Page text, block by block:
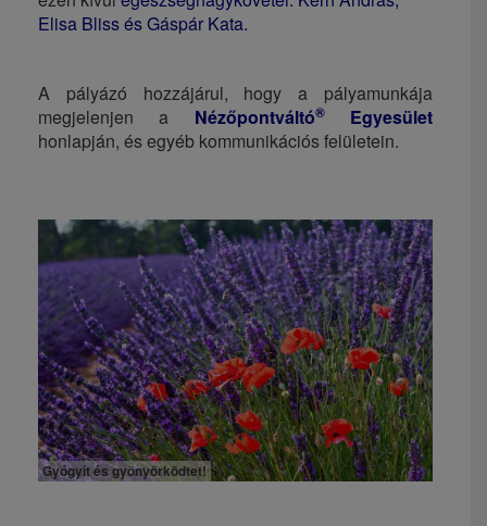
Elisa Bliss és Gáspár Kata.
A pályázó hozzájárul, hogy a pályamunkája
megjelenjen a Nézőpontváltó®Egyesület
honlapján, és egyéb kommunikációs felületein.
Gyógyít és gyönyörködtet!